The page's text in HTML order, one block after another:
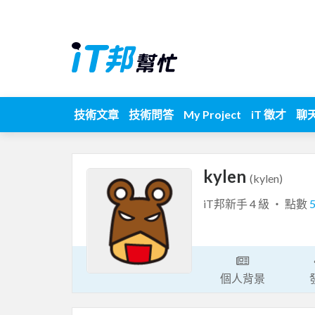
技術文章 技術問答 My Project iT 徵才 聊
kylen (kylen)
iT邦新手 4 級 ‧ 點數
個人背景